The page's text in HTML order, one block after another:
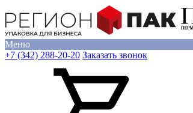
Меню
+7 (342) 288-20-20 Заказать звонок